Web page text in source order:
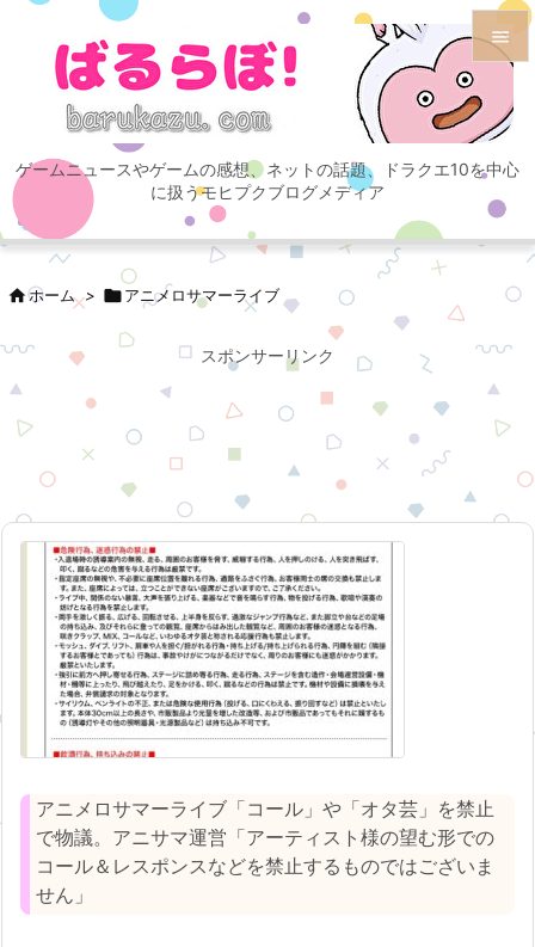
ゲームニュースやゲームの感想、ネットの話題、ドラクエ10を中心
に扱うモヒプクブログメディア

メニュ

サイド

次へ
検索
ホーム > アニメロサマーライブ
スポンサーリンク
アニメロサマーライブ「コール」や「オタ芸」を禁止
で物議。アニサマ運営「アーティスト様の望む形での
コール＆レスポンスなどを禁止するものではございま
せん」